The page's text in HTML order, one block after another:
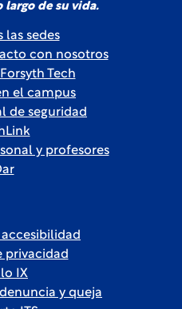
largo de su vida.
las sedes
con nosotros
Tech
el campus
de seguridad
y profesores
accesibilidad
privacidad
IX
y queja